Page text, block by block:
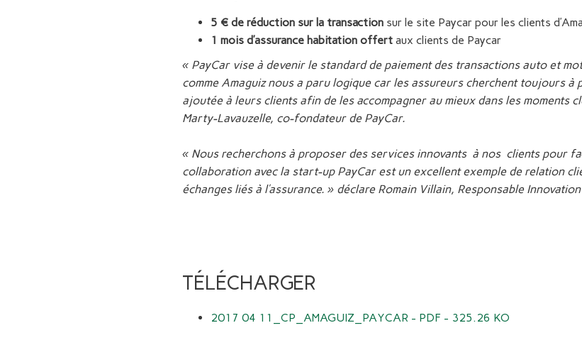
5 € de réduction sur la transaction sur le site Paycar pour les clients
1 mois d’assurance habitation offert aux clients de Paycar
« PayCar vise à devenir le standard de paiement des transactions auto et
comme Amaguiz nous a paru logique car les assureurs cherchent toujours
ajoutée à leurs clients afin de les accompagner au mieux dans les moments
Marty-Lavauzelle, co-fondateur de PayCar.
« Nous recherchons à proposer des services innovants à nos clients pour
collaboration avec la start-up PayCar est un excellent exemple de relation
échanges liés à l’assurance. » déclare Romain Villain, Responsable Innovation
TÉLÉCHARGER
2017 04 11_CP_AMAGUIZ_PAYCAR - PDF - 325.26 KO